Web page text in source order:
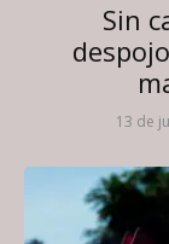
Sin
13 de